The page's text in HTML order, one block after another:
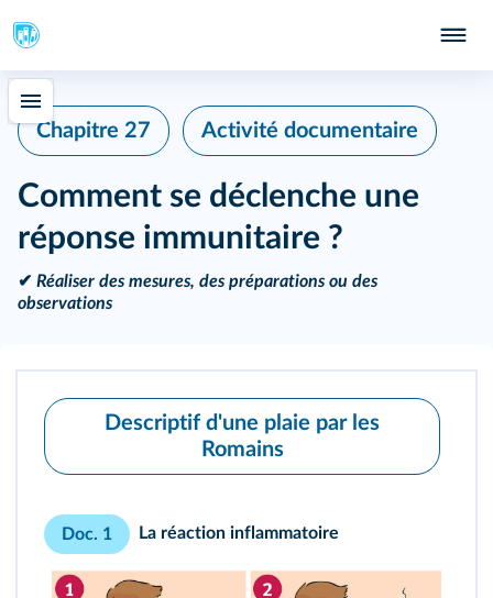
Chapitre 27 Activité documentaire
Comment se déclenche une
réponse immunitaire ?
✔ Réaliser des mesures, des préparations ou des
observations
Descriptif d'une plaie par les
Romains
Doc. 1 La réaction inflammatoire